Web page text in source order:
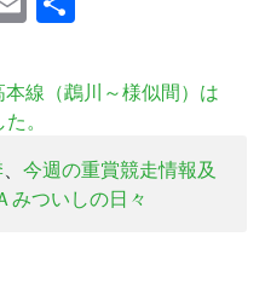
本線（鵡川～様似間）は
。
今週の重賞競走情報及
みついしの日々